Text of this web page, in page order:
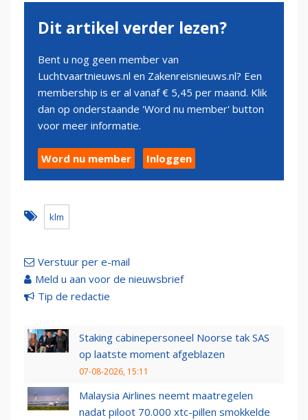
Dit artikel verder lezen?
Bent u nog geen member van
Luchtvaartnieuws.nl en Zakenreisnieuws.nl? Een
membership is er al vanaf € 5,45 per maand. Klik
dan op onderstaande 'Word nu member' button
voor meer informatie.
Word nu member Inloggen
klm
Verstuur per e-mail
Meld u aan voor de nieuwsbrief
Tip de redactie
Staking cabinepersoneel Noorse tak SAS
op laatste moment afgeblazen
07-08-2026, 15:11
Malaysia Airlines neemt maatregelen
nadat piloot 70.000 xtc-pillen smokkelde